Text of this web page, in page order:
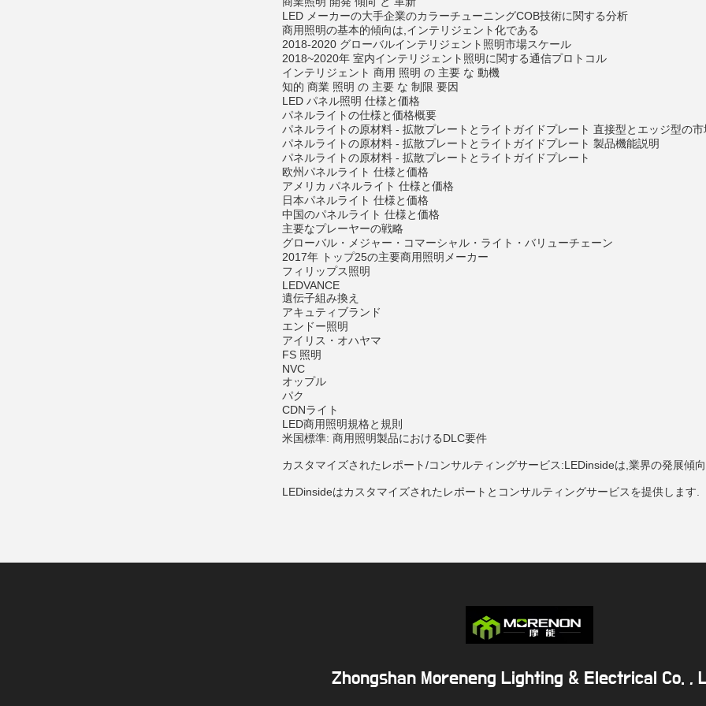
LED メーカーの大手企業のカラーチューニングCOB技術に関する分析
商用照明の基本的傾向は,インテリジェント化である
2018-2020 グローバルインテリジェント照明市場スケール
2018~2020年 室内インテリジェント照明に関する通信プロトコル
インテリジェント 商用 照明 の 主要 な 動機
知的 商業 照明 の 主要 な 制限 要因
LED パネル照明 仕様と価格
パネルライトの仕様と価格概要
パネルライトの原材料 - 拡散プレートとライトガイドプレート 直接型とエッジ型の
パネルライトの原材料 - 拡散プレートとライトガイドプレート 製品機能説明
パネルライトの原材料 - 拡散プレートとライトガイドプレート
欧州パネルライト 仕様と価格
アメリカ パネルライト 仕様と価格
日本パネルライト 仕様と価格
中国のパネルライト 仕様と価格
主要なプレーヤーの戦略
グローバル・メジャー・コマーシャル・ライト・バリューチェーン
2017年 トップ25の主要商用照明メーカー
フィリップス照明
LEDVANCE
遺伝子組み換え
アキュティブランド
エンドー照明
アイリス・オハヤマ
FS 照明
NVC
オップル
パク
CDNライト
LED商用照明規格と規則
米国標準: 商用照明製品におけるDLC要件
カスタマイズされたレポート/コンサルティングサービス:LEDinsideは,業界の発展傾
LEDinsideはカスタマイズされたレポートとコンサルティングサービスを提供します.
Zhongshan Moreneng Lighting & Electrical Co. ,